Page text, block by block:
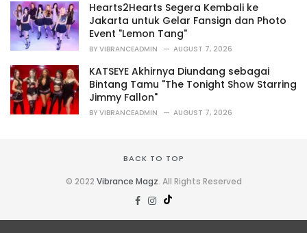
Hearts2Hearts Segera Kembali ke
Jakarta untuk Gelar Fansign dan Photo
Event "Lemon Tang"
BY VIBRANCEADMIN AUGUST 7, 2026
KATSEYE Akhirnya Diundang sebagai
Bintang Tamu "The Tonight Show Starring
Jimmy Fallon"
BY VIBRANCEADMIN AUGUST 7, 2026
BACK TO TOP
© 2022 Vibrance Magz. All Rights Reserved